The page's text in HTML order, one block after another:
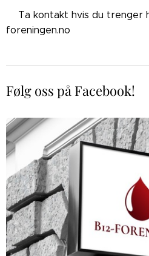
👉🏼Ta kontakt hvis du
foreningen.no
Følg oss på Facebook!